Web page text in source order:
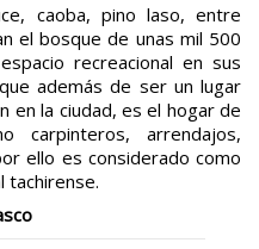
caoba, pino laso, entre
el bosque de unas mil 500
recreacional en sus
además de ser un lugar
en la ciudad, es el hogar de
carpinteros, arrendajos,
ello es considerado como
tachirense.